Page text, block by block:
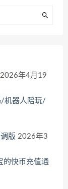
2026年4月19
/机器人陪玩/
版 2026年3
的快币充值通